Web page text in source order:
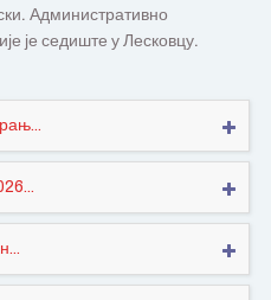
Административно
је седиште у Лесковцу.